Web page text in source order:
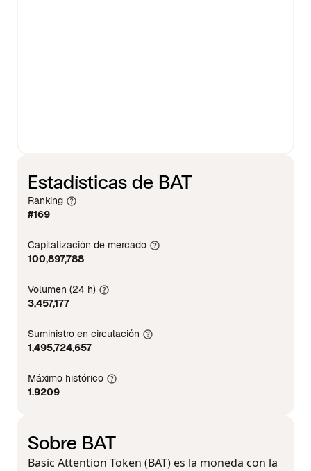
Estadísticas de BAT
Ranking
#169
Capitalización de mercado
100,897,788
Volumen (24 h)
3,457,177
Suministro en circulación
1,495,724,657
Máximo histórico
1.9209
Sobre BAT
Basic Attention Token (BAT) es la moneda con la